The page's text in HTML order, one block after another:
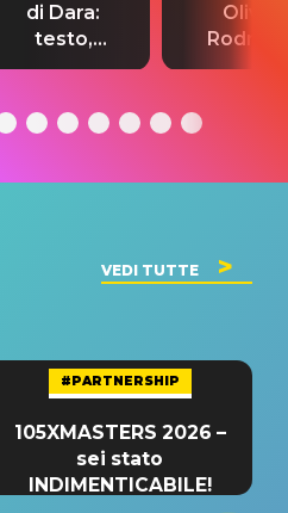
di Dara:
testo,
traduzione e
del singolo
Olivia
testo,
VEDI TUTTE
#PARTNERSHIP
105XMASTERS 2026 –
sei stato
INDIMENTICABILE!